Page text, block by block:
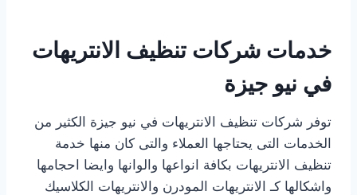
خدمات شركات تنظيف الانتريهات
في نيو جيزة
توفر شركات تنظيف الانتريهات في نيو جيزة الكثير من
الخدمات التى يحتاجها العملاء والتى كان منها خدمة
تنظيف الانتريهات بكافة انواعها والوانها وايضا احجامها
واشكالها كـ الانتريهات المودرن والانتريهات الكلاسيك